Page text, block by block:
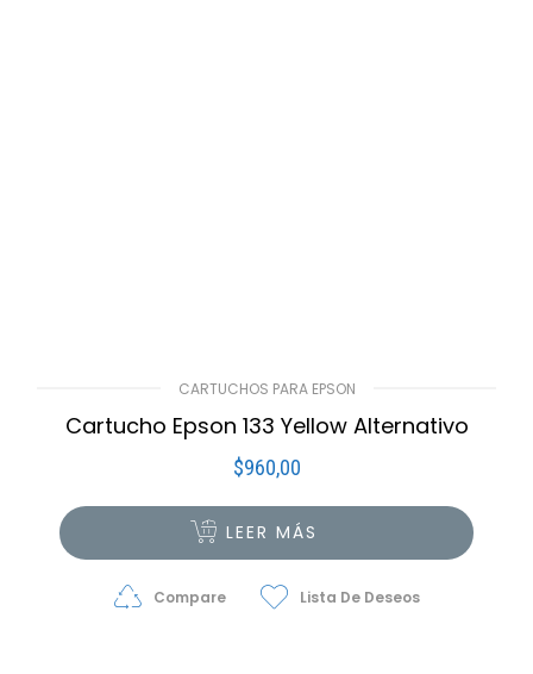
CARTUCHOS PARA EPSON
Cartucho Epson 133 Yellow Alternativo
$960,00
LEER MÁS
Compare Lista De Deseos